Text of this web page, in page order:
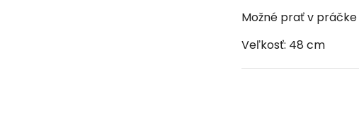
Možné prať v
Veľkosť: 48 cm